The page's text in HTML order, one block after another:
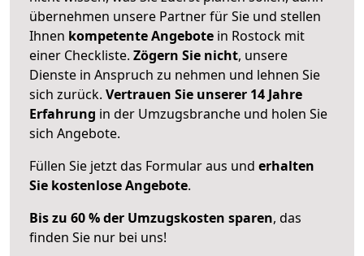
übernehmen unsere Partner für Sie und stellen
Ihnen kompetente Angebote in Rostock mit
einer Checkliste. Zögern Sie nicht, unsere
Dienste in Anspruch zu nehmen und lehnen Sie
sich zurück. Vertrauen Sie unserer 14 Jahre
Erfahrung in der Umzugsbranche und holen Sie
sich Angebote.
Füllen Sie jetzt das Formular aus und erhalten
Sie kostenlose Angebote.
Bis zu 60 % der Umzugskosten sparen, das
finden Sie nur bei uns!